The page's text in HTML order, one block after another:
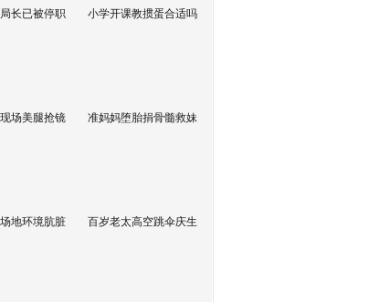
长已被停职 小学开课教掼蛋合适吗
场美腿抢镜 准妈妈堕胎捐骨髓救妹
地环境肮脏 百岁老太高空跳伞庆生